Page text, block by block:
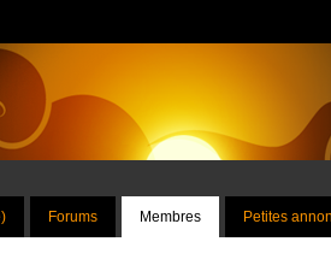
Forums Membres Petites